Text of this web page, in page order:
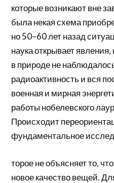
которые возникают вне
была некая схема
но 50–60 лет назад
наука открывает
в природе не
радиоактивность и вся
военная и мирная
работы нобелевского
Происходит
фундаментальное
торое не объясняет то,
новое качество вещей.